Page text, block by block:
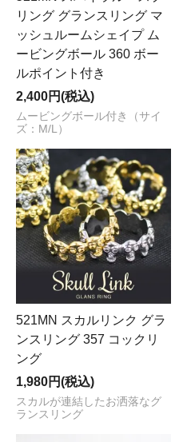
リング グランスリング マ
ッシュルームシェイプ ム
ービングボール 360 ボー
ルポイント付き
2,400円(税込)
ムービングボール付き（サイ
ズ：M/L）
521MN スカルリンク グラ
ンスリング 357 コックリ
ング
1,980円(税込)
スカルが連結したお洒落なグ
ランスリング